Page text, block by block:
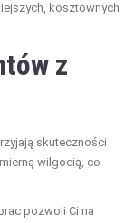
kosztownych
z
skuteczności
wilgocią, co
pozwoli Ci na